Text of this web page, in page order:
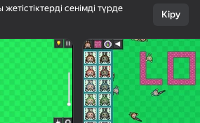
бұрыңыз
Ойын тек көлденең
ғана істейді
сенімді түрде
Кіру